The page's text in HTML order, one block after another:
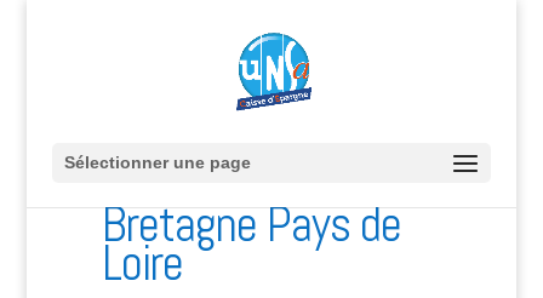
Sélectionner une page
Bretagne Pays de
Loire